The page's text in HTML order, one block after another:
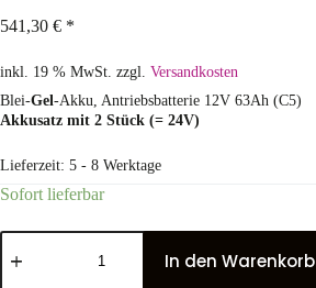
541,30 € *
inkl. 19 % MwSt. zzgl. Versandkosten
Blei-Gel-Akku, Antriebsbatterie 12V 63Ah (C5)
Akkusatz mit 2 Stück (= 24V)
Lieferzeit: 5 - 8 Werktage
Sofort lieferbar
In den Warenkorb